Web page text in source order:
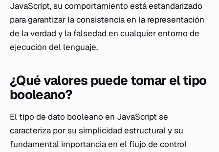
JavaScript, su comportamiento está estandarizado
para garantizar la consistencia en la representación
de la verdad y la falsedad en cualquier entorno de
ejecución del lenguaje.
¿Qué valores puede tomar el tipo
booleano?
El tipo de dato booleano en JavaScript se
caracteriza por su simplicidad estructural y su
fundamental importancia en el flujo de control